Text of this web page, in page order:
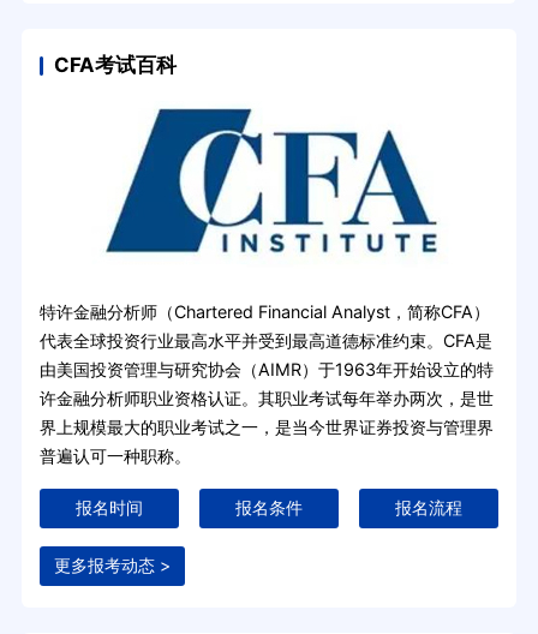
CFA考试百科
特许金融分析师（Chartered Financial Analyst，简称CFA）
代表全球投资行业最高水平并受到最高道德标准约束。CFA是
由美国投资管理与研究协会（AIMR）于1963年开始设立的特
许金融分析师职业资格认证。其职业考试每年举办两次，是世
界上规模最大的职业考试之一，是当今世界证券投资与管理界
普遍认可一种职称。
报名时间 报名条件 报名流程
更多报考动态 >